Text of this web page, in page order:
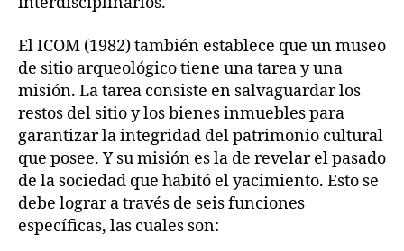
El ICOM (1982) también establece que un museo
de sitio arqueológico tiene una tarea y una
misión. La tarea consiste en salvaguardar los
restos del sitio y los bienes inmuebles para
garantizar la integridad del patrimonio cultural
que posee. Y su misión es la de revelar el pasado
de la sociedad que habitó el yacimiento. Esto se
debe lograr a través de seis funciones
específicas, las cuales son: